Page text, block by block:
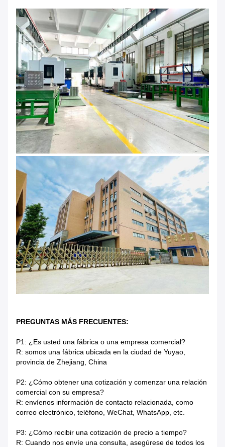
PREGUNTAS MÁS FRECUENTES:
P1: ¿Es usted una fábrica o una empresa comercial?
R: somos una fábrica ubicada en la ciudad de Yuyao,
provincia de Zhejiang, China
P2: ¿Cómo obtener una cotización y comenzar una relación
comercial con su empresa?
R: envíenos información de contacto relacionada, como
correo electrónico, teléfono, WeChat, WhatsApp, etc.
P3: ¿Cómo recibir una cotización de precio a tiempo?
R: Cuando nos envíe una consulta, asegúrese de todos los